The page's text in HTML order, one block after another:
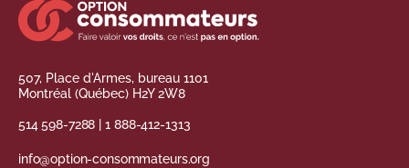
507, Place d'Armes, bureau 1101
Montréal (Québec) H2Y 2W8
514 598-7288 |1 888-412-1313
info@option-consommateurs.org